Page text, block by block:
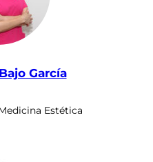
García
Estética